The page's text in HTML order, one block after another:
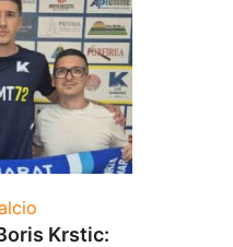
Krstic: